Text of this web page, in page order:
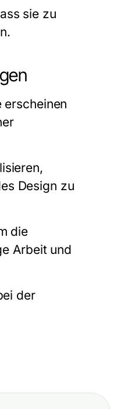
sie zu
Design zu
die
Arbeit und
der